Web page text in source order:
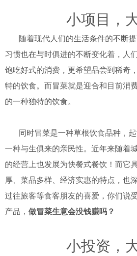
小项目，
随着现代人们的生活条件的不断
习惯也在与时俱进的不断变化着，人
饱吃好式的消费，更希望品尝到稀奇
特的饮食。而冒菜就是迎合和目前消
的一种独特的饮食。
同时冒菜是一种草根饮食品种，
一种与生俱来的亲民性。近年来随着
的经营上也发展为快餐式餐饮！而它
厚、菜品多样、经济实惠的特点，也
过往旅客等食客朋友的喜爱，你们说
产品， 做冒菜生意会没钱赚吗 ？
小投资，